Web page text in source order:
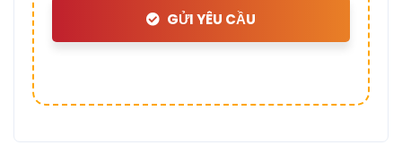
GỬI YÊU CẦU